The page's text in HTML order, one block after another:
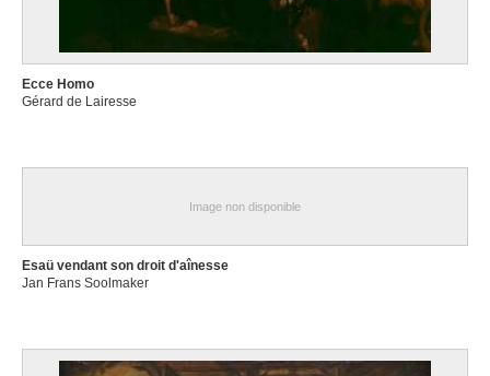
Ecce Homo
Gérard de Lairesse
Image non disponible
Esaü vendant son droit d'aînesse
Jan Frans Soolmaker